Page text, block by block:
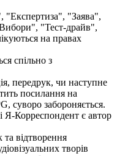
"Заява",
"Тест-драйв",
на правах
спільно з
передрук, чи наступне
посилання на
суворо забороняється.
Я-Корреспондент є автор
відтворення
творів